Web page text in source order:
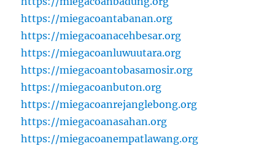
https://miegacoantabanan.org
https://miegacoanacehbesar.org
https://miegacoanluwuutara.org
https://miegacoantobasamosir.org
https://miegacoanbuton.org
https://miegacoanrejanglebong.org
https://miegacoanasahan.org
https://miegacoanempatlawang.org